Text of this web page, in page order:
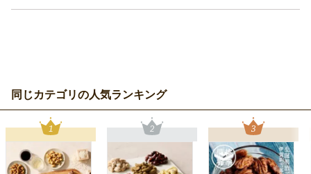
同じカテゴリの人気ランキング